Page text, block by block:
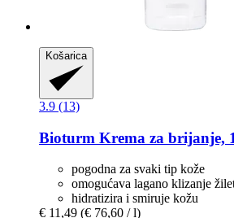
Košarica
3.9 (13)
Bioturm Krema za brijanje,
pogodna za svaki tip kože
omogućava lagano klizanje
hidratizira i smiruje kožu
€ 11,49 (€ 76,60 / l)